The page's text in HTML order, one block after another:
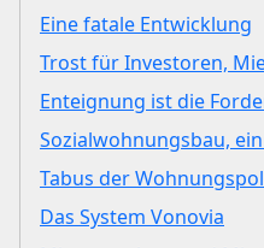
Eine fatale Entwicklung
Trost für Investoren,
Enteignung ist die
Sozialwohnungsbau,
Tabus der
Das System Vonovia